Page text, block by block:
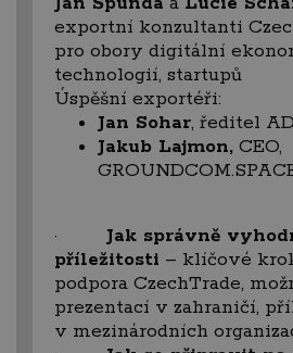
exportní konzultanti
pro obory digitální
technologií, startupů
Úspěšní exportéři:
Jan Sohar, ředitel
Jakub Lajmon, CEO,
· Jak správně
příležitosti – klíčové
podpora CzechTrade,
prezentací v zahraničí,
v mezinárodních